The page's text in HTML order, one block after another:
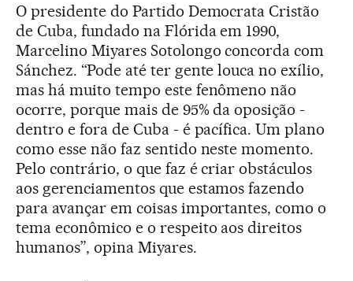
O presidente do Partido Democrata Cristão
de Cuba, fundado na Flórida em 1990,
Marcelino Miyares Sotolongo concorda com
Sánchez. “Pode até ter gente louca no exílio,
mas há muito tempo este fenômeno não
ocorre, porque mais de 95% da oposição -
dentro e fora de Cuba - é pacífica. Um plano
como esse não faz sentido neste momento.
Pelo contrário, o que faz é criar obstáculos
aos gerenciamentos que estamos fazendo
para avançar em coisas importantes, como o
tema econômico e o respeito aos direitos
humanos”, opina Miyares.